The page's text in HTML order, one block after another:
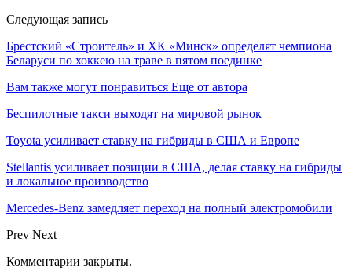
Следующая запись
Брестский «Строитель» и ХК «Минск» определят чемпиона
Беларуси по хоккею на траве в пятом поединке
Вам также могут понравиться Еще от автора
Беспилотные такси выходят на мировой рынок
Toyota усиливает ставку на гибриды в США и Европе
Stellantis усиливает позиции в США, делая ставку на гибриды
и локальное производство
Mercedes-Benz замедляет переход на полный электромобили
Prev Next
Комментарии закрыты.